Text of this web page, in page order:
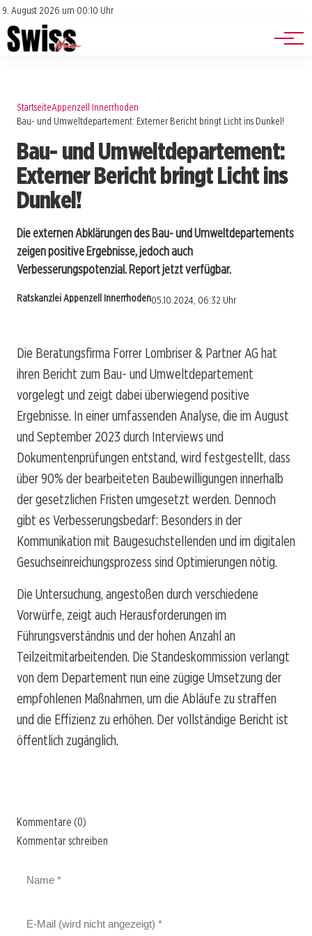
9. August 2026 um 00:10 Uhr
Impressum
Datenschutz
Jobs
Events
StartseiteAppenzell Innerrhoden
Bau- und Umweltdepartement: Externer Bericht bringt Licht ins Dunkel!
Bau- und Umweltdepartement:
Externer Bericht bringt Licht ins
Dunkel!
Die externen Abklärungen des Bau- und Umweltdepartements
zeigen positive Ergebnisse, jedoch auch
Verbesserungspotenzial. Report jetzt verfügbar.
Ratskanzlei Appenzell Innerrhoden05.10.2024, 06:32 Uhr
Die Beratungsfirma Forrer Lombriser & Partner AG hat
ihren Bericht zum Bau- und Umweltdepartement
vorgelegt und zeigt dabei überwiegend positive
Ergebnisse. In einer umfassenden Analyse, die im August
und September 2023 durch Interviews und
Dokumentenprüfungen entstand, wird festgestellt, dass
über 90% der bearbeiteten Baubewilligungen innerhalb
der gesetzlichen Fristen umgesetzt werden. Dennoch
gibt es Verbesserungsbedarf: Besonders in der
Kommunikation mit Baugesuchstellenden und im digitalen
Gesuchseinreichungsprozess sind Optimierungen nötig.
Die Untersuchung, angestoßen durch verschiedene
Vorwürfe, zeigt auch Herausforderungen im
Führungsverständnis und der hohen Anzahl an
Teilzeitmitarbeitenden. Die Standeskommission verlangt
von dem Departement nun eine zügige Umsetzung der
empfohlenen Maßnahmen, um die Abläufe zu straffen
und die Effizienz zu erhöhen. Der vollständige Bericht ist
öffentlich zugänglich.
Kommentare (0)
Kommentar schreiben